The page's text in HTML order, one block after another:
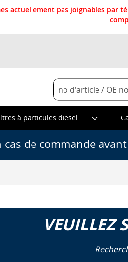
actuellement pas joignables
Rechercher
à particules diesel
cas de commande
VEUILLEZ